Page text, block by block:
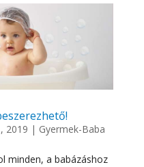
2019 | Gyermek-Baba
minden, a babázáshoz